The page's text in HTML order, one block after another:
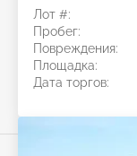
Лот #:
Пробег:
Повреждения:
Площадка:
Дата торгов: